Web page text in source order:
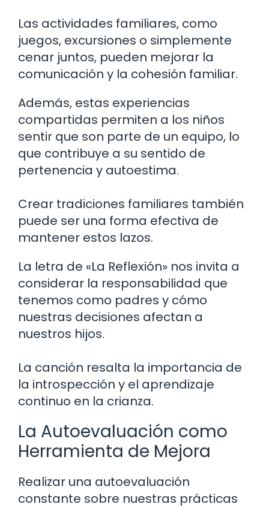
Las actividades familiares, como
juegos, excursiones o simplemente
cenar juntos, pueden mejorar la
comunicación y la cohesión familiar.
Además, estas experiencias
compartidas permiten a los niños
sentir que son parte de un equipo, lo
que contribuye a su sentido de
pertenencia y autoestima.
Crear tradiciones familiares también
puede ser una forma efectiva de
mantener estos lazos.
La letra de «La Reflexión» nos invita a
considerar la responsabilidad que
tenemos como padres y cómo
nuestras decisiones afectan a
nuestros hijos.
La canción resalta la importancia de
la introspección y el aprendizaje
continuo en la crianza.
La Autoevaluación como
Herramienta de Mejora
Realizar una autoevaluación
constante sobre nuestras prácticas